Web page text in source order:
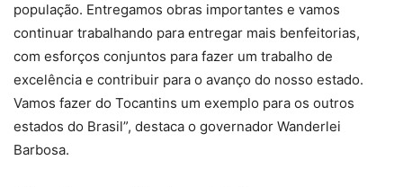
população. Entregamos obras importantes e vamos
continuar trabalhando para entregar mais benfeitorias,
com esforços conjuntos para fazer um trabalho de
excelência e contribuir para o avanço do nosso estado.
Vamos fazer do Tocantins um exemplo para os outros
estados do Brasil”, destaca o governador Wanderlei
Barbosa.